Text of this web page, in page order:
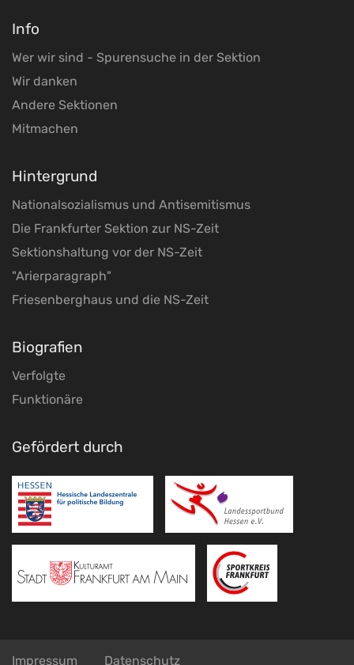
Info
Wer wir sind - Spurensuche in der Sektion
Wir danken
Andere Sektionen
Mitmachen
Hintergrund
Nationalsozialismus und Antisemitismus
Die Frankfurter Sektion zur NS-Zeit
Sektionshaltung vor der NS-Zeit
"Arierparagraph"
Friesenberghaus und die NS-Zeit
Biografien
Verfolgte
Funktionäre
Gefördert durch
Impressum Datenschutz